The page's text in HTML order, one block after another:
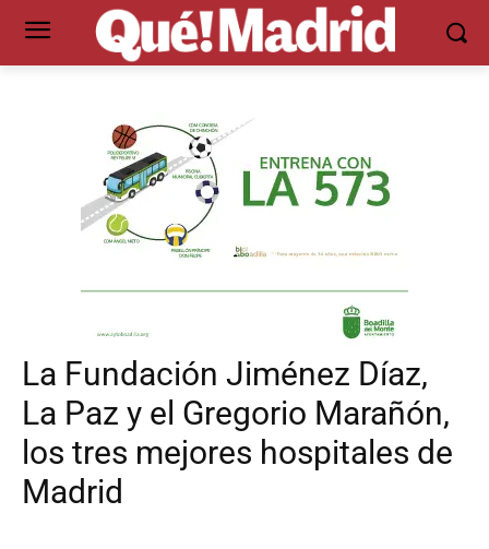
La Fundación Jiménez Díaz,
La Paz y el Gregorio Marañón,
los tres mejores hospitales de
Madrid